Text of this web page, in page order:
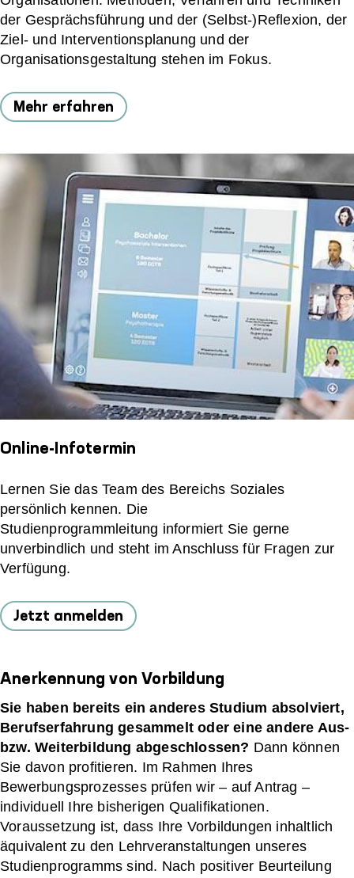
der Gesprächsführung und der (Selbst-)Reflexion, der
Ziel- und Interventionsplanung und der
Organisationsgestaltung stehen im Fokus.
Mehr erfahren
Online-Infotermin
Lernen Sie das Team des Bereichs Soziales
persönlich kennen. Die
Studienprogrammleitung informiert Sie gerne
unverbindlich und steht im Anschluss für Fragen zur
Verfügung.
Jetzt anmelden
Anerkennung von Vorbildung
Sie haben bereits ein anderes Studium absolviert,
Berufserfahrung gesammelt oder eine andere Aus-
bzw. Weiterbildung abgeschlossen? Dann können
Sie davon profitieren. Im Rahmen Ihres
Bewerbungsprozesses prüfen wir – auf Antrag –
individuell Ihre bisherigen Qualifikationen.
Voraussetzung ist, dass Ihre Vorbildungen inhaltlich
äquivalent zu den Lehrveranstaltungen unseres
Studienprogramms sind. Nach positiver Beurteilung